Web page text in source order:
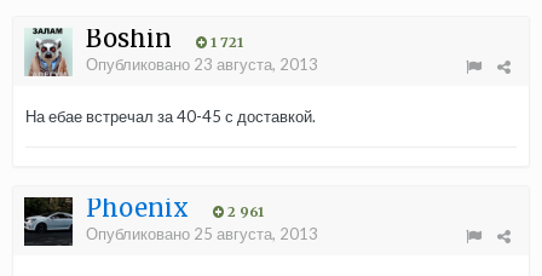
Boshin 1 721
Опубликовано 23 августа, 2013
На ебае встречал за 40-45 с доставкой.
Phoenix 2 961
Опубликовано 25 августа, 2013